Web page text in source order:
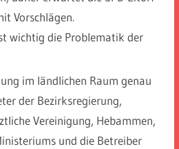
Vorschlägen.
wichtig die Problematik der
im ländlichen Raum genau
der Bezirksregierung,
Vereinigung, Hebammen,
und die Betreiber